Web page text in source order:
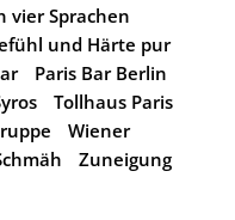
vier Sprachen
und Härte pur
Paris Bar Berlin
Tollhaus Paris
Wiener
Zuneigung